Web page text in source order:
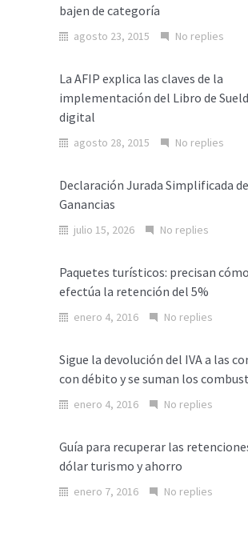
bajen de categoría
agosto 23, 2015 No replies
La AFIP explica las claves de la
implementación del Libro de
digital
agosto 28, 2015 No replies
Declaración Jurada Simplificada de
Ganancias
julio 15, 2026 No replies
Paquetes turísticos: precisan
efectúa la retención del 5%
enero 4, 2016 No replies
Sigue la devolución del IVA a las
con débito y se suman los
enero 4, 2016 No replies
Guía para recuperar las
dólar turismo y ahorro
enero 7, 2016 No replies